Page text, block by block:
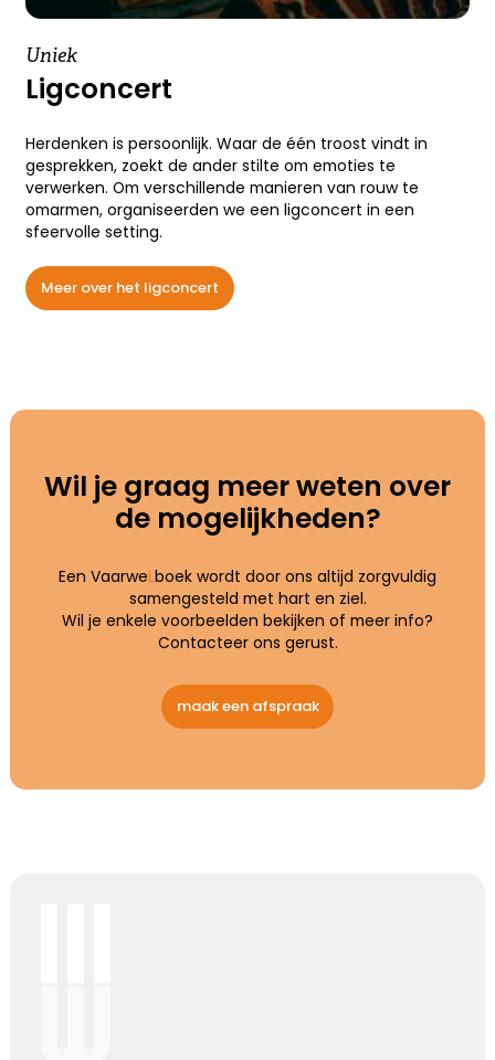
Uniek
Ligconcert
Herdenken is persoonlijk. Waar de één troost vindt in
gesprekken, zoekt de ander stilte om emoties te
verwerken. Om verschillende manieren van rouw te
omarmen, organiseerden we een ligconcert in een
sfeervolle setting.
Meer over het ligconcert
Wil je graag meer weten over
de mogelijk­heden?
Een VaarweLboek wordt door ons altijd zorgvuldig
samengesteld met hart en ziel.
Wil je enkele voorbeelden bekijken of meer info?
Contacteer ons gerust.
maak een afspraak